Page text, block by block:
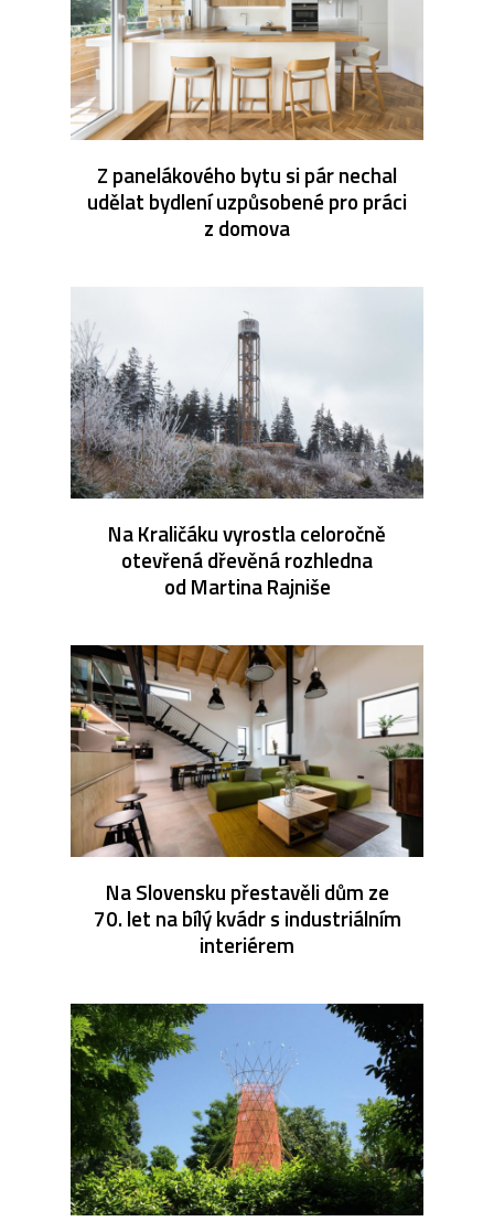
Z panelákového bytu si pár nechal
udělat bydlení uzpůsobené pro práci
z domova
Na Kraličáku vyrostla celoročně
otevřená dřevěná rozhledna
od Martina Rajniše
Na Slovensku přestavěli dům ze
70. let na bílý kvádr s industriálním
interiérem